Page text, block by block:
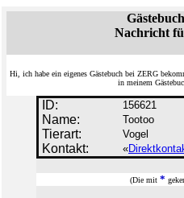
Nachricht
Hi, ich habe ein eigenes Gästebuch bei ZERG
in meinem
ID: 156621
Name: Tootoo
Tierart: Vogel
Kontakt: «
(Die mit *